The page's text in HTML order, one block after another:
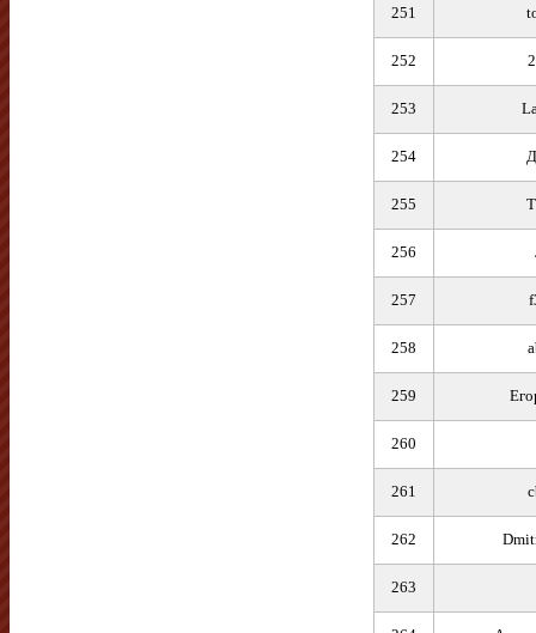
251
252
253
254
255
256
257
258
259
260
261
262
263